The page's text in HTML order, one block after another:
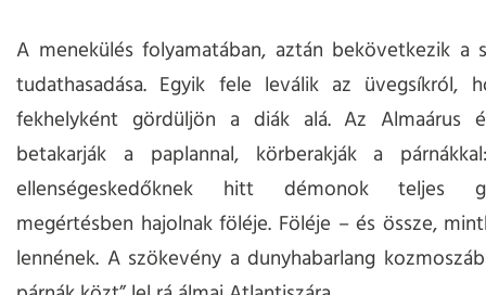
A menekülés folyamatában, aztán bekövetkezik a
tudathasadása. Egyik fele leválik az üvegsíkról,
fekhelyként gördüljön a diák alá. Az Almaárus
betakarják a paplannal, körberakják a
ellenségeskedőknek hitt démonok teljes
megértésben hajolnak föléje. Föléje – és össze,
lennének. A szökevény a dunyhabarlang